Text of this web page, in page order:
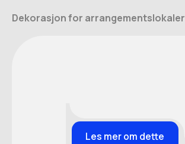
Dekorasjon for arrangementslokaler
Les mer om dette